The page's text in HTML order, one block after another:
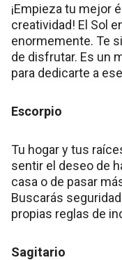
¡Empieza tu mejor
creatividad! El Sol
enormemente. Te
de disfrutar. Es un
para dedicarte a
Escorpio
Tu hogar y tus
sentir el deseo de
casa o de pasar
Buscarás
propias reglas de
Sagitario